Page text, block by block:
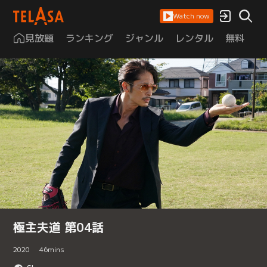
Watch now
見放題 ランキング ジャンル レンタル 無料
極主夫道 第04話
2020 46mins